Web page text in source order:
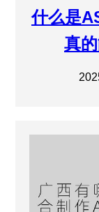
什么是
真